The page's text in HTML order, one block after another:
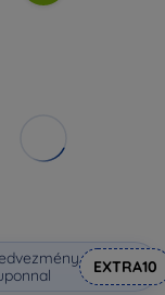
EXTRA10